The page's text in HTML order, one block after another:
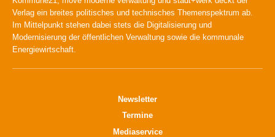
Verlag ein breites politisches und technisches Themenspektrum ab.
Im Mittelpunkt stehen dabei stets die Digitalisierung und
Modernisierung der öffentlichen Verwaltung sowie die kommunale
Energiewirtschaft.
Newsletter
Termine
Mediaservice